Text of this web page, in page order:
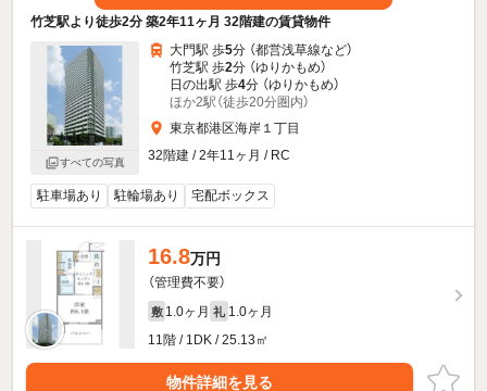
竹芝駅より徒歩2分 築2年11ヶ月 32階建の賃貸物件
すべての写真
大門駅 歩5分 （都営浅草線など）
竹芝駅 歩2分 （ゆりかもめ）
日の出駅 歩4分 （ゆりかもめ）
ほか2駅（徒歩20分圏内）
東京都港区海岸１丁目
32階建 / 2年11ヶ月 / RC
駐車場あり 駐輪場あり 宅配ボックス
16.8万円
（管理費不要）
敷 1.0ヶ月 礼 1.0ヶ月
11階 / 1DK / 25.13㎡
物件詳細を見る